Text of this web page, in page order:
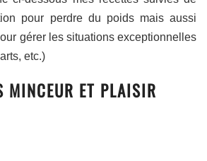
pour perdre du poids mais aussi
gérer les situations exceptionnelles
etc.)
MINCEUR ET PLAISIR